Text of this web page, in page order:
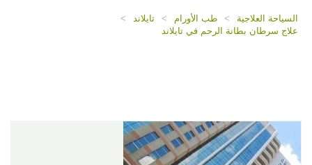
السياحة العلاجية > طب الأورام > تايلاند
>
علاج سرطان بطانة الرحم في تايلاند